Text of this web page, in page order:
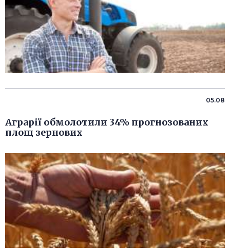
05.08
Аграрії обмолотили 34% прогнозованих
площ зернових